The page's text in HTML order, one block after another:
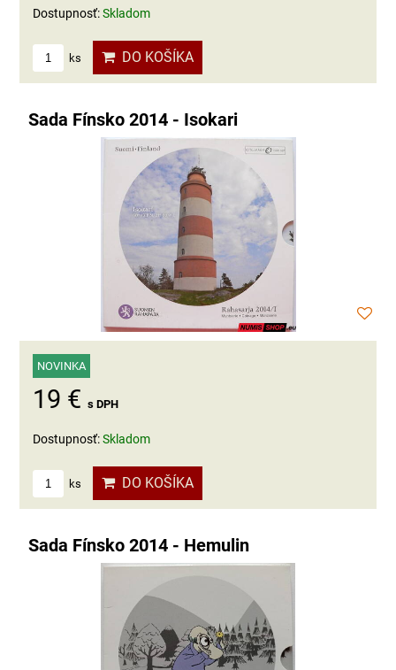
Dostupnosť:Skladom
ks DO KOŠÍKA
Sada Fínsko 2014 - Isokari
NOVINKA
19 € s DPH
Dostupnosť:Skladom
ks DO KOŠÍKA
Sada Fínsko 2014 - Hemulin